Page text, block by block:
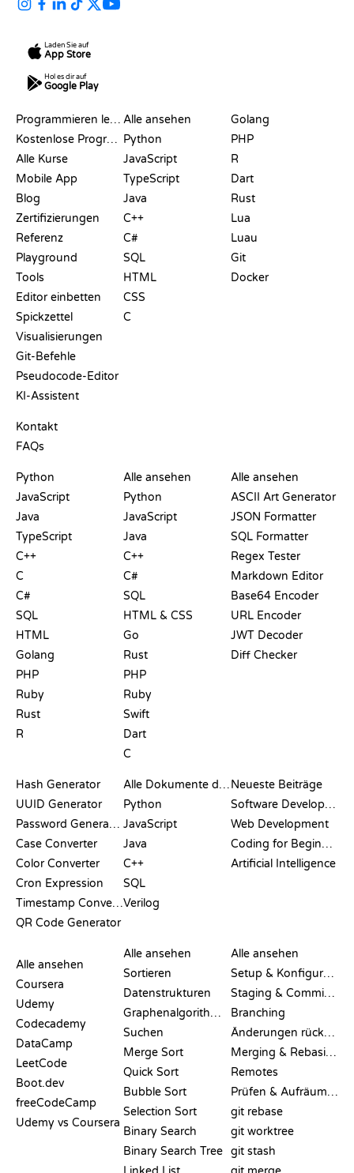
Laden Sie auf
App Store
Hol es dir auf
Google Play
Programmieren lernen
Kostenlose Programmier-Websites
Alle Kurse
Mobile App
Blog
Zertifizierungen
Referenz
Playground
Tools
Editor einbetten
Spickzettel
Visualisierungen
Git-Befehle
Pseudocode-Editor
KI-Assistent
Kontakt
FAQs
Alle ansehen
Python
JavaScript
TypeScript
Java
C++
C#
SQL
HTML
CSS
C
Golang
PHP
R
Dart
Rust
Lua
Luau
Git
Docker
Python
JavaScript
Java
TypeScript
C++
C
C#
SQL
HTML
Golang
PHP
Ruby
Rust
R
Alle ansehen
Python
JavaScript
Java
C++
C#
SQL
HTML & CSS
Go
Rust
PHP
Ruby
Swift
Dart
C
Alle ansehen
ASCII Art Generator
JSON Formatter
SQL Formatter
Regex Tester
Markdown Editor
Base64 Encoder
URL Encoder
JWT Decoder
Diff Checker
Hash Generator
UUID Generator
Password Generator
Case Converter
Color Converter
Cron Expression
Timestamp Converter
QR Code Generator
Alle Dokumente durchsuchen
Python
JavaScript
Java
C++
SQL
Verilog
Neueste Beiträge
Software Development
Web Development
Coding for Beginners
Artificial Intelligence
Alle ansehen
Coursera
Udemy
Codecademy
DataCamp
LeetCode
Boot.dev
freeCodeCamp
Udemy vs Coursera
Alle ansehen
Sortieren
Datenstrukturen
Graphenalgorithmen
Suchen
Merge Sort
Quick Sort
Bubble Sort
Selection Sort
Binary Search
Binary Search Tree
Alle ansehen
Setup & Konfiguration
Staging & Committing
Branching
Änderungen rückgängig machen
Merging & Rebasing
Remotes
Prüfen & Aufräumen
git rebase
git worktree
git stash